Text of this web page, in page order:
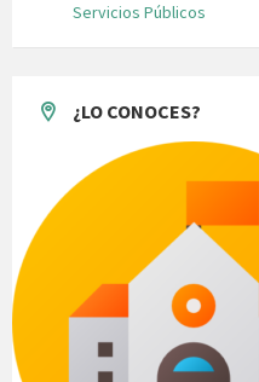
Servicios Públicos
¿LO CONOCES?